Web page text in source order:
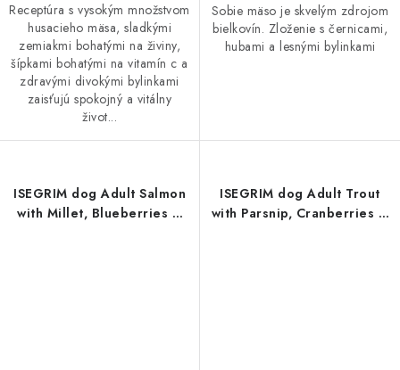
Receptúra s vysokým množstvom
husacieho mäsa, sladkými
zemiakmi bohatými na živiny,
šípkami bohatými na vitamín c a
zdravými divokými bylinkami
zaisťujú spokojný a vitálny
život...
Sobie mäso je skvelým zdrojom
bielkovín. Zloženie s černicami,
hubami a lesnými bylinkami
ISEGRIM dog Adult Salmon
with Millet, Blueberries &
ISEGRIM dog Adult Trout
with Parsnip, Cranberries &